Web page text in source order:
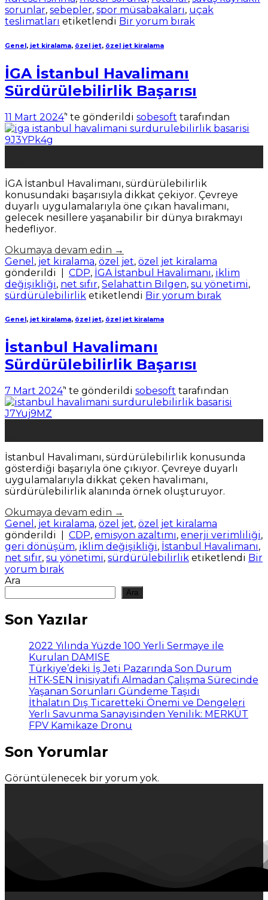
sorunlar, sebepler, spor müsabakaları, uçak
teslimatları etiketlendi Bir yorum bırak
Genel, jet kiralama, özel jet, özel jet kiralama
İGA İstanbul Havalimanı
Sürdürülebilirlik Başarısı
11 Mart 2024’' te gönderildi sobesoft tarafından
İGA İstanbul Havalimanı, sürdürülebilirlik
konusundaki başarısıyla dikkat çekiyor. Çevreye
duyarlı uygulamalarıyla öne çıkan havalimanı,
gelecek nesillere yaşanabilir bir dünya bırakmayı
hedefliyor.
Okumaya devam edin →
Genel , jet kiralama, özel jet, özel jet kiralama
gönderildi
CDP, İGA İstanbul Havalimanı, iklim
değişikliği, net sıfır, Selahattin Bilgen, su yönetimi,
sürdürülebilirlik etiketlendi Bir yorum bırak
Genel , jet kiralama, özel jet, özel jet kiralama
İstanbul Havalimanı
Sürdürülebilirlik Başarısı
7 Mart 2024’' te gönderildi sobesoft tarafından
İstanbul Havalimanı, sürdürülebilirlik konusunda
gösterdiği başarıyla öne çıkıyor. Çevreye duyarlı
uygulamalarıyla dikkat çeken havalimanı,
sürdürülebilirlik alanında örnek oluşturuyor.
Okumaya devam edin →
Genel , jet kiralama, özel jet, özel jet kiralama
gönderildi
CDP, emisyon azaltımı, enerji verimliliği,
geri dönüşüm, iklim değişikliği, İstanbul Havalimanı,
net sıfır, su yönetimi, sürdürülebilirlik etiketlendi Bir
yorum bırak
Ara
Ara
Son Yazılar
2022 Yılında Yüzde 100 Yerli Sermaye ile
Kurulan DAMISE
Türkiye’deki İş Jeti Pazarında Son Durum
HTK-SEN İnisiyatifi Almadan Çalışma Sürecinde
Yaşanan Sorunları Gündeme Taşıdı
İthalatın Dış Ticaretteki Önemi ve Dengeleri
Yerli Savunma Sanayisinden Yenilik: MERKÜT
FPV Kamikaze Dronu
Son Yorumlar
Görüntülenecek bir yorum yok.